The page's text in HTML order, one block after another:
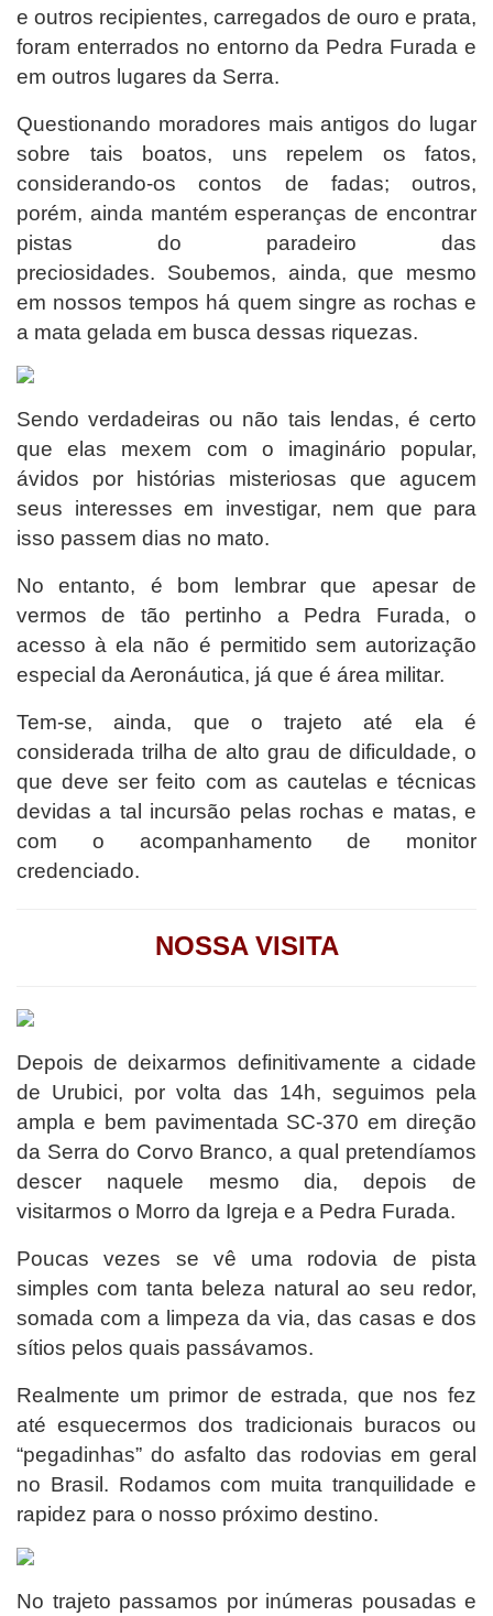
e outros recipientes, carregados de ouro e prata,
foram enterrados no entorno da Pedra Furada e
em outros lugares da Serra.
Questionando moradores mais antigos do lugar
sobre tais boatos, uns repelem os fatos,
considerando-os contos de fadas; outros,
porém, ainda mantém esperanças de encontrar
pistas do paradeiro das
preciosidades. Soubemos, ainda, que mesmo
em nossos tempos há quem singre as rochas e
a mata gelada em busca dessas riquezas.
Sendo verdadeiras ou não tais lendas, é certo
que elas mexem com o imaginário popular,
ávidos por histórias misteriosas que agucem
seus interesses em investigar, nem que para
isso passem dias no mato.
No entanto, é bom lembrar que apesar de
vermos de tão pertinho a Pedra Furada, o
acesso à ela não é permitido sem autorização
especial da Aeronáutica, já que é área militar.
Tem-se, ainda, que o trajeto até ela é
considerada trilha de alto grau de dificuldade, o
que deve ser feito com as cautelas e técnicas
devidas a tal incursão pelas rochas e matas, e
com o acompanhamento de monitor
credenciado.
NOSSA VISITA
Depois de deixarmos definitivamente a cidade
de Urubici, por volta das 14h, seguimos pela
ampla e bem pavimentada SC-370 em direção
da Serra do Corvo Branco, a qual pretendíamos
descer naquele mesmo dia, depois de
visitarmos o Morro da Igreja e a Pedra Furada.
Poucas vezes se vê uma rodovia de pista
simples com tanta beleza natural ao seu redor,
somada com a limpeza da via, das casas e dos
sítios pelos quais passávamos.
Realmente um primor de estrada, que nos fez
até esquecermos dos tradicionais buracos ou
“pegadinhas” do asfalto das rodovias em geral
no Brasil. Rodamos com muita tranquilidade e
rapidez para o nosso próximo destino.
No trajeto passamos por inúmeras pousadas e